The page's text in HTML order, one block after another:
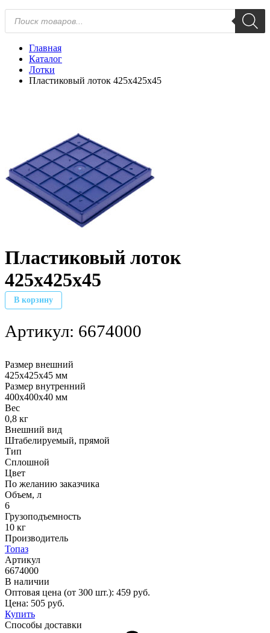
Поиск
товаров
Главная
Каталог
Лотки
Пластиковый лоток 425х425х45
Пластиковый лоток
425х425х45
В корзину
Артикул: 6674000
Размер внешний
425х425х45 мм
Размер внутренний
400х400х40 мм
Вес
0,8 кг
Внешний вид
Штабелируемый, прямой
Тип
Сплошной
Цвет
По желанию заказчика
Объем, л
6
Грузоподъемность
10 кг
Производитель
Топаз
Артикул
6674000
В наличии
Оптовая цена (от 300 шт.): 459 руб.
Цена: 505 руб.
Купить
Способы доставки